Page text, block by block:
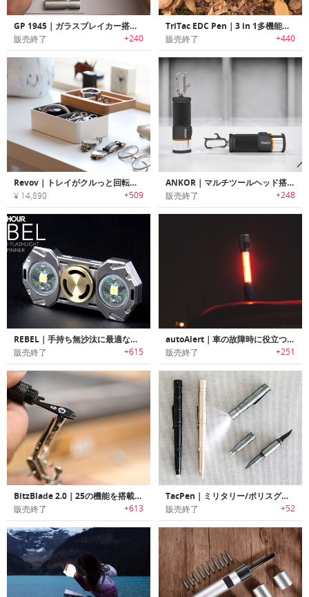
GP 1945｜ガラスブレイカー搭載EDCペン「GP 1945」
販売終了 +240
TriTac EDC Pen｜3 in 1多機能ペン「トライタック」
販売終了 +440
Revov｜トレイがクルっと回転するアクセサリーオーガナイザー「レヴォヴ」
¥ 14,890 +509
ANKOR｜マルチツールヘッド搭載多機能フラッシュライト「アンカー」
販売終了 +248
REBEL｜手持ち無沙汰に最適なハンドスピナー搭載フラッシュライト「レベル」
販売終了 +615
autoAlert｜車の故障時に役立つエマージェンシーライト搭載LEDフラッシュライト「オートアラート」
販売終了 +251
BitzBlade 2.0｜25の機能を搭載したEDCマルチツール「ビッツブレード2.0」
販売終了 +613
TacPen｜ミリタリー/ポリスグレードの自己防衛・サバイバルに使える4 in 1機能のタクティカルペン
販売終了 +52